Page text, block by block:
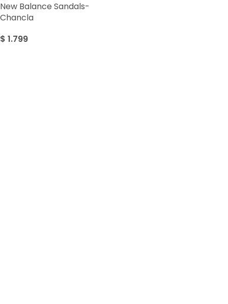
New Balance Sandals-
Chancla
$ 1.799